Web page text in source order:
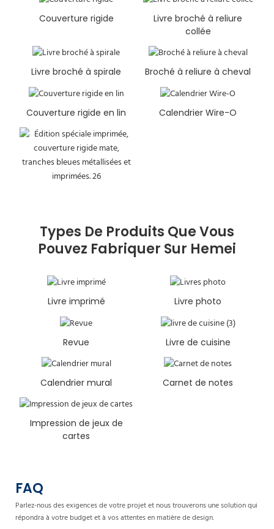
Couverture rigide
Livre broché à reliure
collée
Livre broché à spirale Broché à reliure à cheval
Couverture rigide en lin Calendrier Wire-O
Types De Produits Que Vous
Pouvez Fabriquer Sur Hemei
Livre imprimé Livre photo
Revue Livre de cuisine
Calendrier mural Carnet de notes
Impression de jeux de
cartes
FAQ
Parlez-nous des exigences de votre projet et nous trouverons une solution qui
répondra à votre budget et à vos attentes en matière de design.